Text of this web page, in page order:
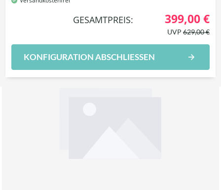
GESAMTPREIS: 399,00 €
UVP629,00 €
KONFIGURATION ABSCHLIESSEN